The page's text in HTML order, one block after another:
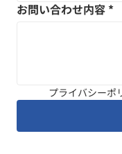
お問い合わせ内容 *
プライバシーポ